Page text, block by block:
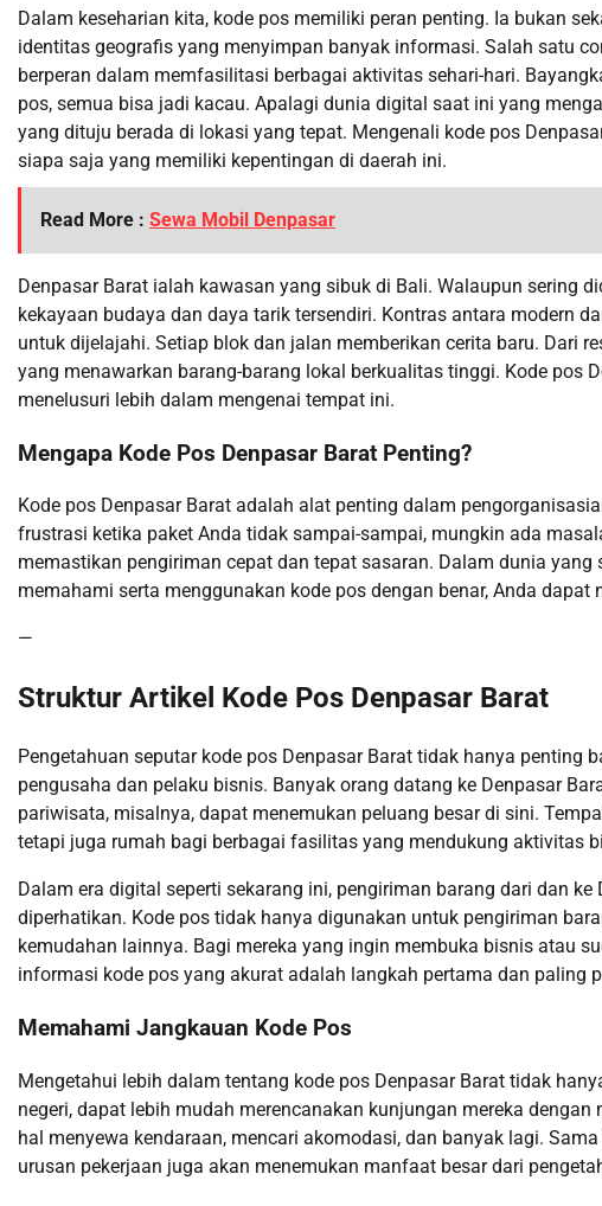
Dalam keseharian kita, kode pos memiliki peran penting. Ia bukan
identitas geografis yang menyimpan banyak informasi. Salah satu
berperan dalam memfasilitasi berbagai aktivitas sehari-hari.
pos, semua bisa jadi kacau. Apalagi dunia digital saat ini yang
yang dituju berada di lokasi yang tepat. Mengenali kode pos
siapa saja yang memiliki kepentingan di daerah ini.
Read More : Sewa Mobil Denpasar
Denpasar Barat ialah kawasan yang sibuk di Bali. Walaupun sering
kekayaan budaya dan daya tarik tersendiri. Kontras antara modern
untuk dijelajahi. Setiap blok dan jalan memberikan cerita baru. Dari
yang menawarkan barang-barang lokal berkualitas tinggi. Kode pos
menelusuri lebih dalam mengenai tempat ini.
Mengapa Kode Pos Denpasar Barat Penting?
Kode pos Denpasar Barat adalah alat penting dalam
frustrasi ketika paket Anda tidak sampai-sampai, mungkin ada
memastikan pengiriman cepat dan tepat sasaran. Dalam dunia
memahami serta menggunakan kode pos dengan benar, Anda dapat
—
Struktur Artikel Kode Pos Denpasar Barat
Pengetahuan seputar kode pos Denpasar Barat tidak hanya penting
pengusaha dan pelaku bisnis. Banyak orang datang ke Denpasar
pariwisata, misalnya, dapat menemukan peluang besar di sini.
tetapi juga rumah bagi berbagai fasilitas yang mendukung aktivitas
Dalam era digital seperti sekarang ini, pengiriman barang dari dan
diperhatikan. Kode pos tidak hanya digunakan untuk pengiriman
kemudahan lainnya. Bagi mereka yang ingin membuka bisnis atau
informasi kode pos yang akurat adalah langkah pertama dan paling
Memahami Jangkauan Kode Pos
Mengetahui lebih dalam tentang kode pos Denpasar Barat tidak
negeri, dapat lebih mudah merencanakan kunjungan mereka
hal menyewa kendaraan, mencari akomodasi, dan banyak lagi.
urusan pekerjaan juga akan menemukan manfaat besar dari